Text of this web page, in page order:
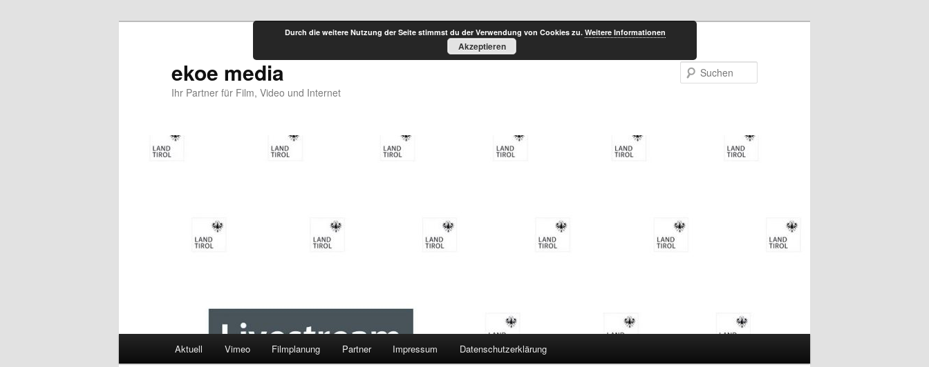
ekoe media
Ihr Partner für Film, Video und Internet
Aktuell Vimeo Filmplanung Partner Impressum Datenschutzerklärung
Durch die weitere Nutzung der Seite stimmst du der Verwendung von Cookies zu. Weitere Informationen
Akzeptieren